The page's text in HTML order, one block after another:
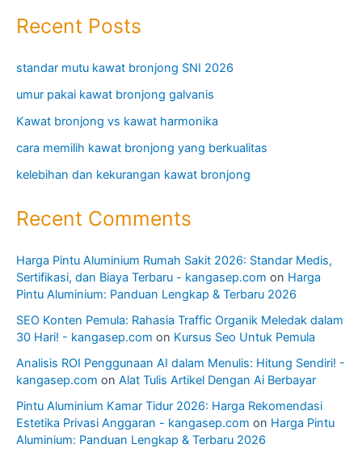
Recent Posts
standar mutu kawat bronjong SNI 2026
umur pakai kawat bronjong galvanis
Kawat bronjong vs kawat harmonika
cara memilih kawat bronjong yang berkualitas
kelebihan dan kekurangan kawat bronjong
Recent Comments
Harga Pintu Aluminium Rumah Sakit 2026: Standar Medis,
Sertifikasi, dan Biaya Terbaru - kangasep.com on Harga
Pintu Aluminium: Panduan Lengkap & Terbaru 2026
SEO Konten Pemula: Rahasia Traffic Organik Meledak dalam
30 Hari! - kangasep.com on Kursus Seo Untuk Pemula
Analisis ROI Penggunaan AI dalam Menulis: Hitung Sendiri! -
kangasep.com on Alat Tulis Artikel Dengan Ai Berbayar
Pintu Aluminium Kamar Tidur 2026: Harga Rekomendasi
Estetika Privasi Anggaran - kangasep.com on Harga Pintu
Aluminium: Panduan Lengkap & Terbaru 2026